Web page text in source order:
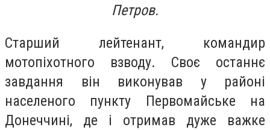
Петров.
Старший лейтенант, командир
мотопіхотного взводу. Своє останнє
завдання він виконував у районі
населеного пункту Первомайське на
Донеччині, де і отримав дуже важке